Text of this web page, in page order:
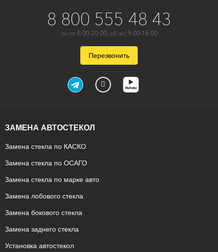
8 800 555 48 43
пн-пт 8:00-20:00, сб-вс 9:00-18:00
Перезвонить
ЗАМЕНА АВТОСТЕКОЛ
Замена стекла по КАСКО
Замена стекла по ОСАГО
Замена стекла по марке авто
Замена лобового стекла
Замена бокового стекла
Замена заднего стекла
Установка автостекол